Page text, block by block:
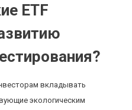
ETF
вкладывать
экологическим